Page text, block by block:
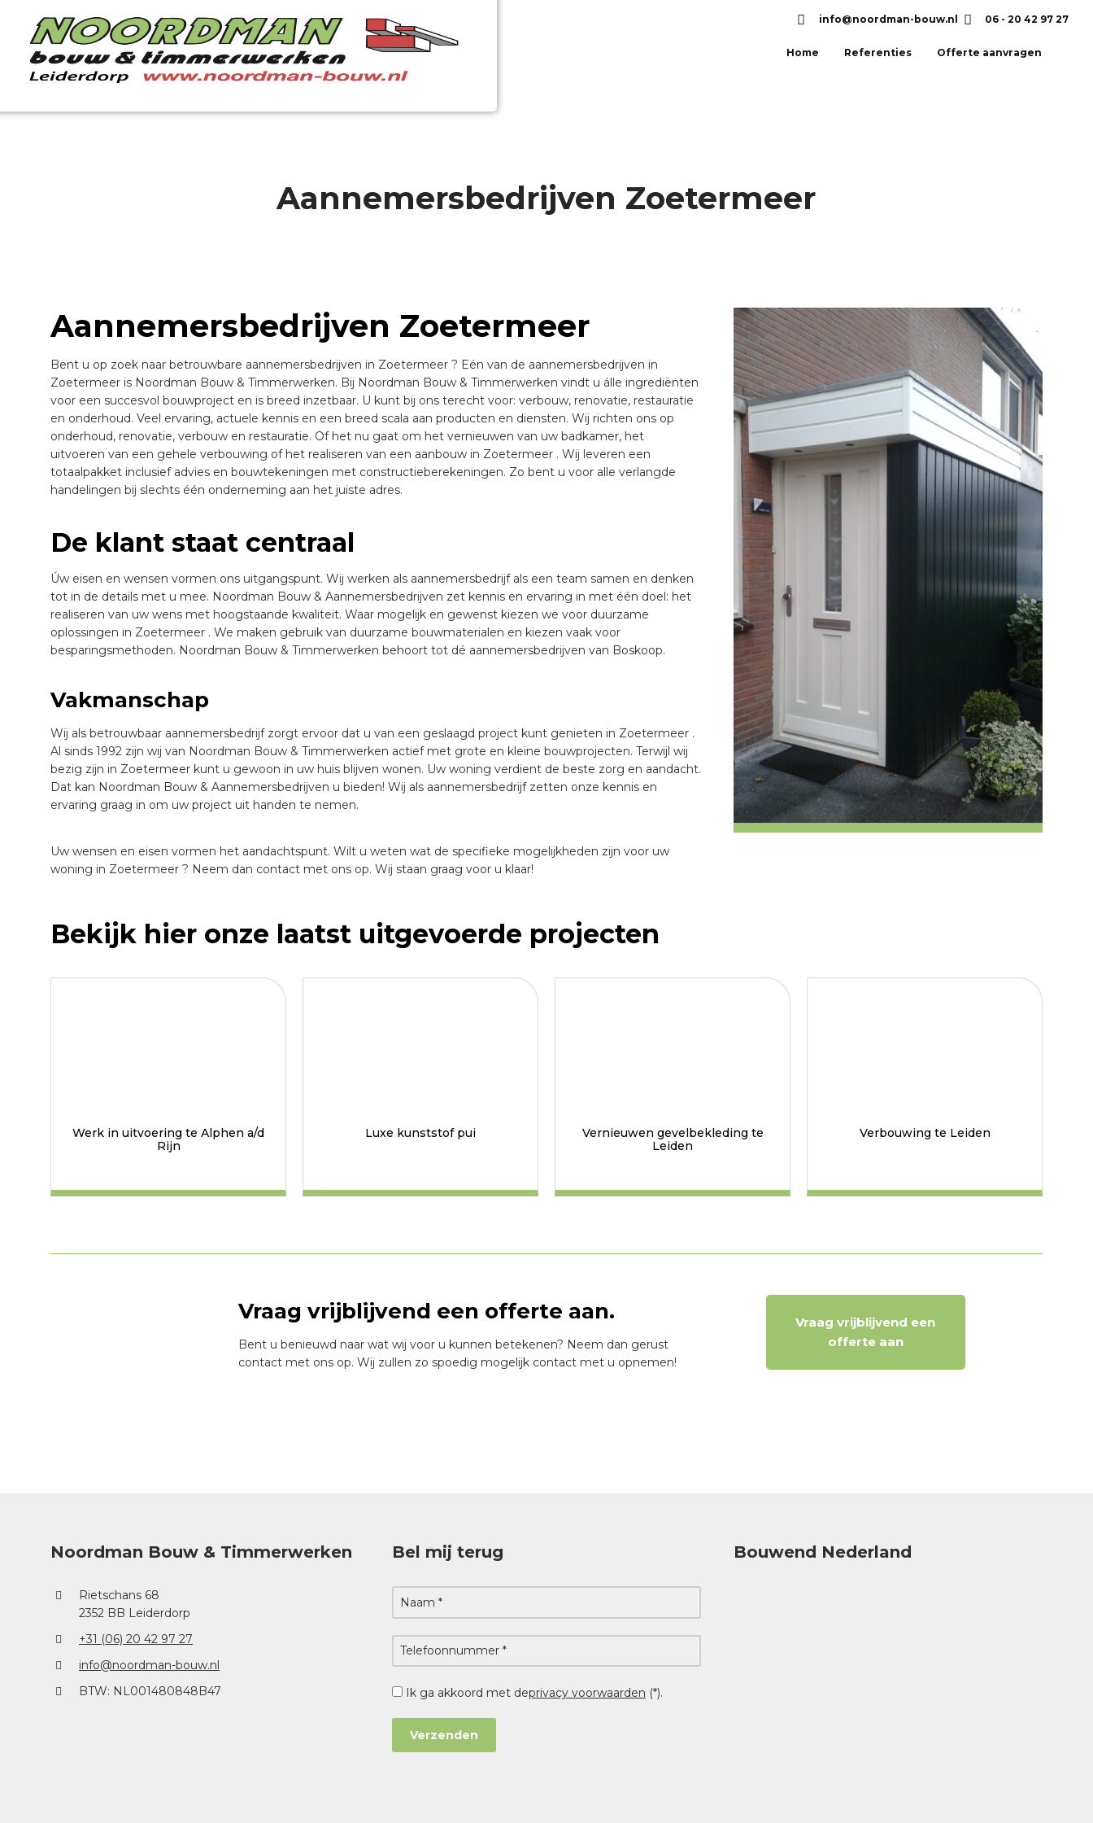
info@noordman-bouw.nl 06 - 20 42 97 27
Home Referenties Offerte aanvragen
Aannemersbedrijven Zoetermeer
Aannemersbedrijven Zoetermeer
Bent u op zoek naar betrouwbare aannemersbedrijven in Zoetermeer ? Eén van de aannemersbedrijven in
Zoetermeer is Noordman Bouw & Timmerwerken. Bij Noordman Bouw & Timmerwerken vindt u álle ingrediënten
voor een succesvol bouwproject en is breed inzetbaar. U kunt bij ons terecht voor: verbouw, renovatie, restauratie
en onderhoud. Veel ervaring, actuele kennis en een breed scala aan producten en diensten. Wij richten ons op
onderhoud, renovatie, verbouw en restauratie. Of het nu gaat om het vernieuwen van uw badkamer, het
uitvoeren van een gehele verbouwing of het realiseren van een aanbouw in Zoetermeer . Wij leveren een
totaalpakket inclusief advies en bouwtekeningen met constructieberekeningen. Zo bent u voor alle verlangde
handelingen bij slechts één onderneming aan het juiste adres.
De klant staat centraal
Úw eisen en wensen vormen ons uitgangspunt. Wij werken als aannemersbedrijf als een team samen en denken
tot in de details met u mee. Noordman Bouw & Aannemersbedrijven zet kennis en ervaring in met één doel: het
realiseren van uw wens met hoogstaande kwaliteit. Waar mogelijk en gewenst kiezen we voor duurzame
oplossingen in Zoetermeer . We maken gebruik van duurzame bouwmaterialen en kiezen vaak voor
besparingsmethoden. Noordman Bouw & Timmerwerken behoort tot dé aannemersbedrijven van Boskoop.
Vakmanschap
Wij als betrouwbaar aannemersbedrijf zorgt ervoor dat u van een geslaagd project kunt genieten in Zoetermeer .
Al sinds 1992 zijn wij van Noordman Bouw & Timmerwerken actief met grote en kleine bouwprojecten. Terwijl wij
bezig zijn in Zoetermeer kunt u gewoon in uw huis blijven wonen. Uw woning verdient de beste zorg en aandacht.
Dat kan Noordman Bouw & Aannemersbedrijven u bieden! Wij als aannemersbedrijf zetten onze kennis en
ervaring graag in om uw project uit handen te nemen.
Uw wensen en eisen vormen het aandachtspunt. Wilt u weten wat de specifieke mogelijkheden zijn voor uw
woning in Zoetermeer ? Neem dan contact met ons op. Wij staan graag voor u klaar!
Bekijk hier onze laatst uitgevoerde projecten
Werk in uitvoering te Alphen a/d
Rijn
Luxe kunststof pui
Vernieuwen gevelbekleding te
Leiden
Verbouwing te Leiden
Vraag vrijblijvend een offerte aan.
Bent u benieuwd naar wat wij voor u kunnen betekenen? Neem dan gerust
contact met ons op. Wij zullen zo spoedig mogelijk contact met u opnemen!
Vraag vrijblijvend een
offerte aan
Noordman Bouw & Timmerwerken
Rietschans 68
2352 BB Leiderdorp
+31 (06) 20 42 97 27
info@noordman-bouw.nl
BTW: NL001480848B47
Bel mij terug
Ik ga akkoord met deprivacy voorwaarden (*).
Bouwend Nederland